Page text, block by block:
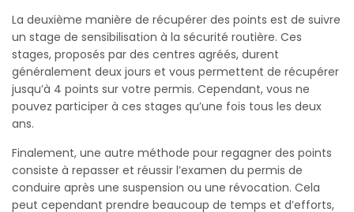
La deuxième manière de récupérer des points est de suivre
un stage de sensibilisation à la sécurité routière. Ces
stages, proposés par des centres agréés, durent
généralement deux jours et vous permettent de récupérer
jusqu’à 4 points sur votre permis. Cependant, vous ne
pouvez participer à ces stages qu’une fois tous les deux
ans.
Finalement, une autre méthode pour regagner des points
consiste à repasser et réussir l’examen du permis de
conduire après une suspension ou une révocation. Cela
peut cependant prendre beaucoup de temps et d’efforts,